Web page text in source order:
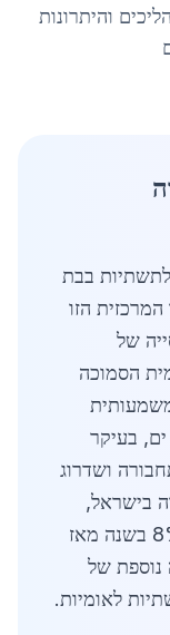
והיתרונות
כבדה לתשתיות בבת
הזו
של
הסמוכה
בעיקר
ושדרוג
בישראל,
ובפרט בבת ים, צומח בקצב של כ-8% בשנה מאז
עלייה נוספת של